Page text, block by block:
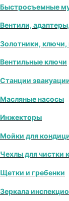
Быстросъемные
Вентили,
Золотники,
Вентильные ключи
Станции
Масляные насосы
Инжекторы
Мойки для
Чехлы для чистки
Щетки и гребенки
Зеркала